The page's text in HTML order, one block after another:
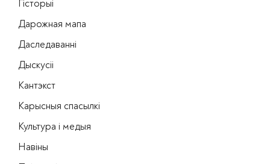
Гісторыі
Дарожная мапа
Даследаванні
Дыскусіі
Кантэкст
Карысныя спасылкі
Культура і медыя
Навіны